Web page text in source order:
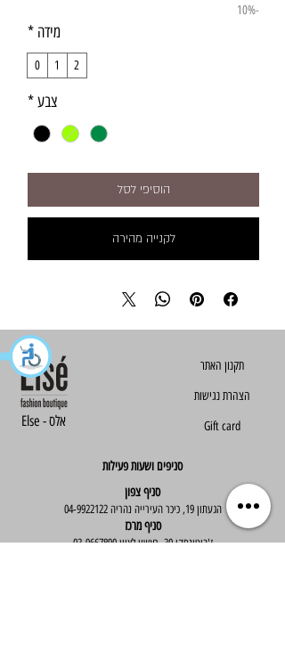
-10%
מידה *
2
1
0
צבע*
הוסיפי לסל
לקנייה מהירה
Else - אלס
תקנון האתר​​
הצהרת נגישות
Gift card
סניפים ושעות פעילות
סניף צפון
הגעתון 19, כיכר העירייה נהריה 04-9922122
סניף מרכז
ז'בוטינסקי 30, ראשון לציון 03-9667890